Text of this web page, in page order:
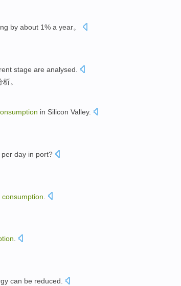
by about 1% a year。
stage are analysed
。
in Silicon Valley.
per day in port?
consumption
.
can be reduced